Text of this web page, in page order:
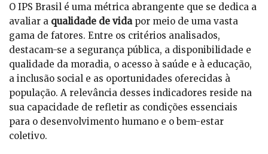
O IPS Brasil é uma métrica abrangente que se dedica a
avaliar a qualidade de vidapor meio de uma vasta
gama de fatores. Entre os critérios analisados,
destacam-se a segurança pública, a disponibilidade e
qualidade da moradia, o acesso à saúde e à educação,
a inclusão social e as oportunidades oferecidas à
população. A relevância desses indicadores reside na
sua capacidade de refletir as condições essenciais
para o desenvolvimento humano e o bem-estar
coletivo.